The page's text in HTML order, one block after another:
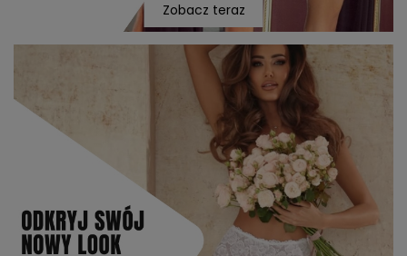
Zobacz teraz